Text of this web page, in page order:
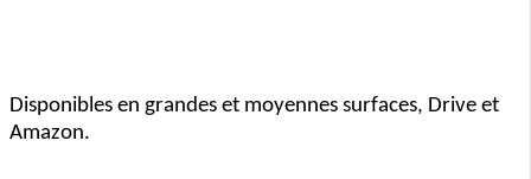
Disponibles en grandes et moyennes surfaces, Drive et
Amazon.